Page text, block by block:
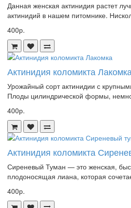
Данная женская актинидия растет
актинидий в нашем питомнике.
400р.
Актинидия коломикта Лакомка
Урожайный сорт актинидии с
Плоды цилиндрической формы,
400р.
Актинидия коломикта
Сиреневый Туман — это женская,
плодоносящая лиана, которая
400р.